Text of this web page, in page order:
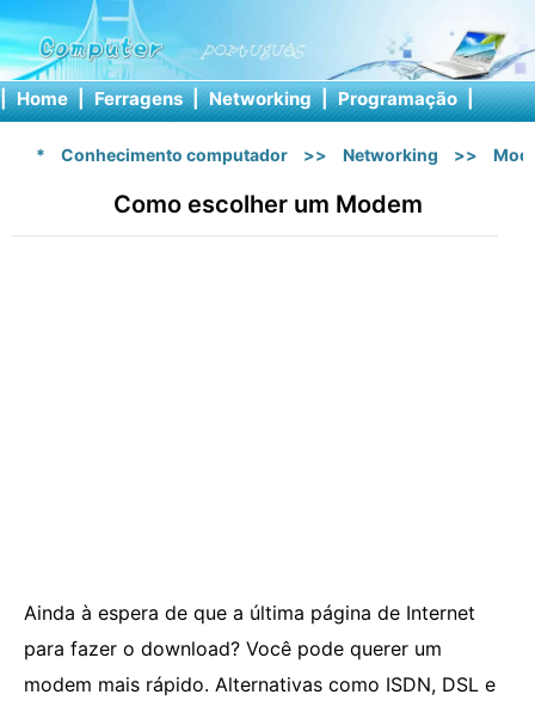
| Home | Ferragens | Networking | Programação |
* Conhecimento computador >> Networking >>
Como escolher um Modem
Ainda à espera de que a última página de Internet
para fazer o download? Você pode querer um
modem mais rápido. Alternativas como ISDN, DSL e